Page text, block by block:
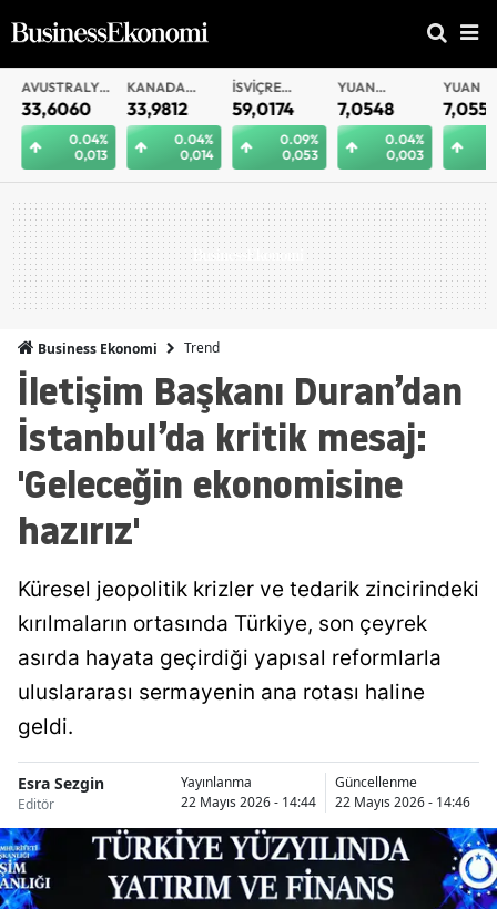
AVUSTRALYA
DOLARI
33,6060
0.04%
0,013
KANADA
DOLARI
33,9812
0.04%
0,014
İSVIÇRE
FRANKI
59,0174
0.09%
0,053
YUAN
OFFSHORE
7,0548
0.04%
0,003
YUAN
7,0559
Business Ekonomi Trend
İletişim Başkanı Duran’dan
İstanbul’da kritik mesaj:
'Geleceğin ekonomisine
hazırız'
Küresel jeopolitik krizler ve tedarik zincirindeki
kırılmaların ortasında Türkiye, son çeyrek
asırda hayata geçirdiği yapısal reformlarla
uluslararası sermayenin ana rotası haline
geldi.
Esra Sezgin
Editör
Yayınlanma
22 Mayıs 2026 - 14:44
Güncellenme
22 Mayıs 2026 - 14:46